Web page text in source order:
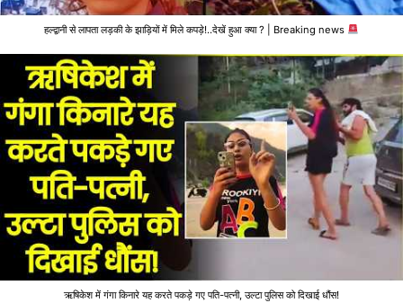
हल्द्वानी से लापता लड़की के झाड़ियों में मिले कपड़े!..देखें हुआ क्या ? | Breaking news
ऋषिकेश में गंगा किनारे यह करते पकड़े गए पति-पत्नी, उल्टा पुलिस को दिखाई धौंस!